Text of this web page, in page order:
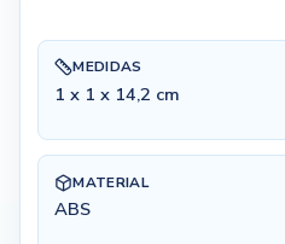
MEDIDAS
1 x 1 x 14,2 cm
MATERIAL
ABS